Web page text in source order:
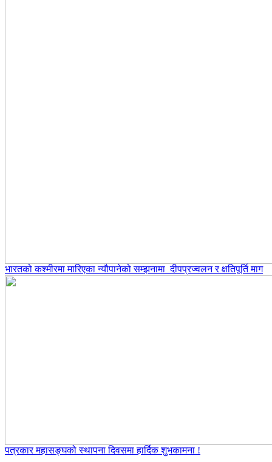
भारतको कश्मीरमा मारिएका न्यौपानेको सम्झनामा दीपप्रज्वलन र क्षतिपूर्ति माग
पत्रकार महासङ्घको स्थापना दिवसमा हार्दिक शुभकामना !